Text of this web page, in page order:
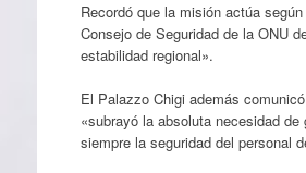
Recordó que la misión actúa
Consejo de Seguridad de la ONU
estabilidad regional».
El Palazzo Chigi además
«subrayó la absoluta necesidad de
siempre la seguridad del personal